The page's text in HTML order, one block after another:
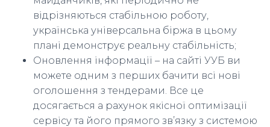
відрізняються стабільною роботу,
українська універсальна біржа в цьому
плані демонструє реальну стабільність;
Оновлення інформації – на сайті УУБ ви
можете одним з перших бачити всі нові
оголошення з тендерами. Все це
досягається а рахунок якісної оптимізації
сервісу та його прямого зв’язку з системою